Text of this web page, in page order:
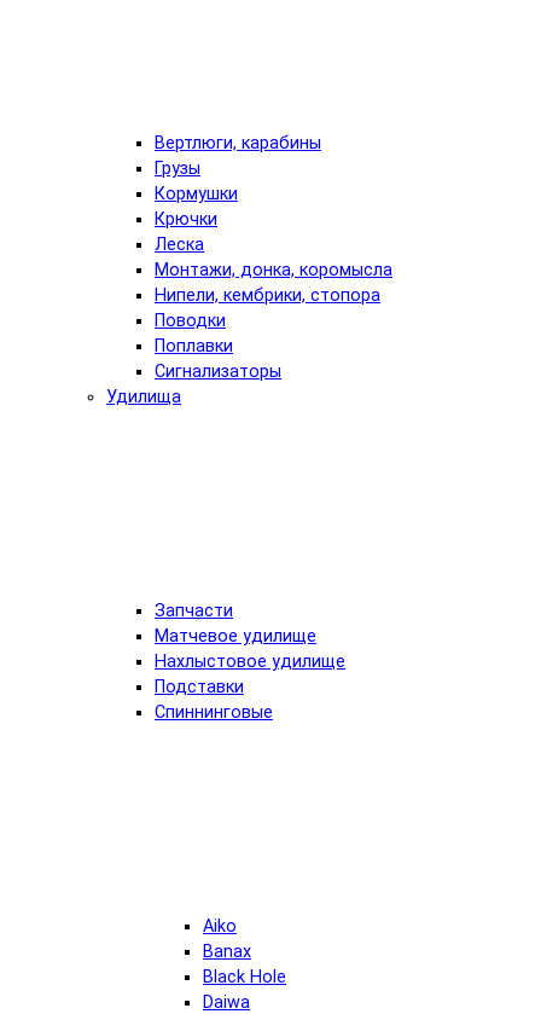
Вертлюги, карабины
Грузы
Кормушки
Крючки
Леска
Монтажи, донка, коромысла
Нипели, кембрики, стопора
Поводки
Поплавки
Сигнализаторы
Удилища
Запчасти
Матчевое удилище
Нахлыстовое удилище
Подставки
Спиннинговые
Aiko
Banax
Black Hole
Daiwa